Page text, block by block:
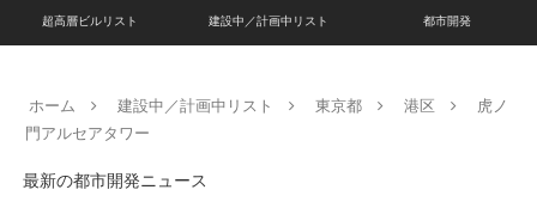
超高層ビルリスト 建設中／計画中リスト 都市開発
ホーム 建設中／計画中リスト 東京都 港区
虎ノ
門アルセアタワー
最新の都市開発ニュース